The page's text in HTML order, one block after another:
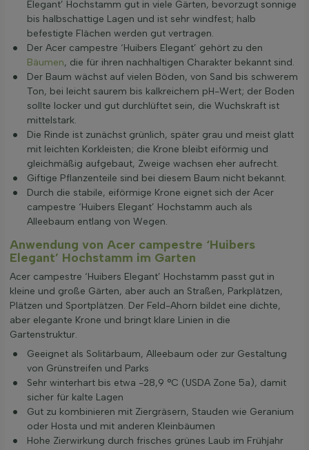
Elegant’ Hochstamm gut in viele Gärten, bevorzugt sonnige
bis halbschattige Lagen und ist sehr windfest; halb
befestigte Flächen werden gut vertragen.
Der Acer campestre ‘Huibers Elegant’ gehört zu den
Bäumen, die für ihren nachhaltigen Charakter bekannt sind.
Der Baum wächst auf vielen Böden, von Sand bis schwerem
Ton, bei leicht saurem bis kalkreichem pH-Wert; der Boden
sollte locker und gut durchlüftet sein, die Wuchskraft ist
mittelstark.
Die Rinde ist zunächst grünlich, später grau und meist glatt
mit leichten Korkleisten; die Krone bleibt eiförmig und
gleichmäßig aufgebaut, Zweige wachsen eher aufrecht.
Giftige Pflanzenteile sind bei diesem Baum nicht bekannt.
Durch die stabile, eiförmige Krone eignet sich der Acer
campestre ‘Huibers Elegant’ Hochstamm auch als
Alleebaum entlang von Wegen.
Anwendung von Acer campestre ‘Huibers
Elegant’ Hochstamm im Garten
Acer campestre ‘Huibers Elegant’ Hochstamm passt gut in
kleine und große Gärten, aber auch an Straßen, Parkplätzen,
Plätzen und Sportplätzen. Der Feld-Ahorn bildet eine dichte,
aber elegante Krone und bringt klare Linien in die
Gartenstruktur.
Geeignet als Solitärbaum, Alleebaum oder zur Gestaltung
von Grünstreifen und Parks
Sehr winterhart bis etwa -28,9 °C (USDA Zone 5a), damit
sicher für kalte Lagen
Gut zu kombinieren mit Ziergräsern, Stauden wie Geranium
oder Hosta und mit anderen Kleinbäumen
Hohe Zierwirkung durch frisches grünes Laub im Frühjahr